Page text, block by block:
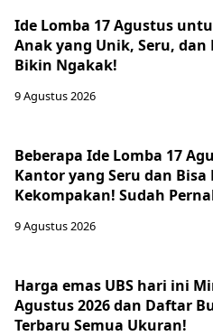
Ide Lomba 17 Agustus
Anak yang Unik, Seru, dan
Bikin Ngakak!
9 Agustus 2026
Beberapa Ide Lomba 17
Kantor yang Seru dan Bisa
Kekompakan! Sudah
9 Agustus 2026
Harga emas UBS hari ini
Agustus 2026 dan Daftar
Terbaru Semua Ukuran!